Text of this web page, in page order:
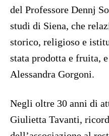
del Professore Dennj
studi di Siena, che
storico, religioso e
stata prodotta e fruita,
Alessandra Gorgoni.
Negli oltre 30 anni di
Giulietta Tavanti,